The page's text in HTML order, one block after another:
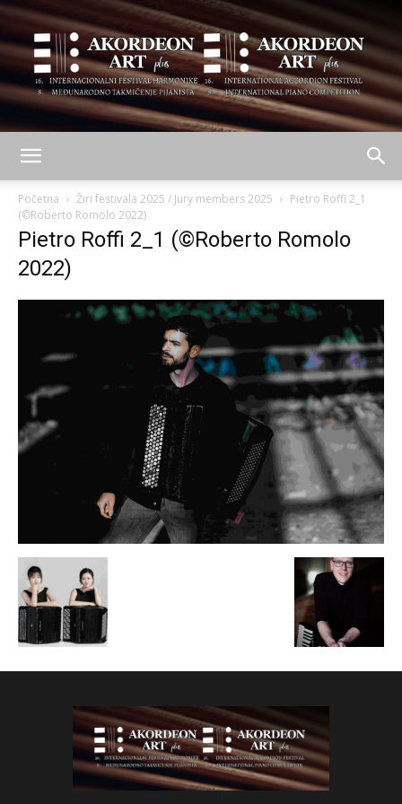
ART
Početna Žiri festivala 2025 / Jury members 2025
Pietro Roffi 2_1
(©Roberto Romolo 2022)
Pietro Roffi 2_1 (©Roberto Romolo
2022)